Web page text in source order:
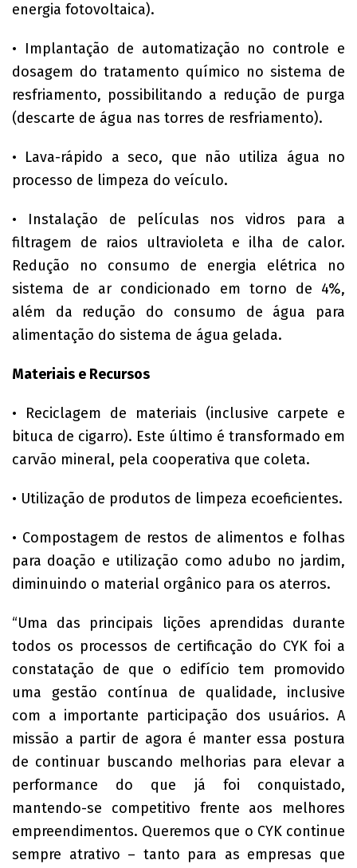
energia fotovoltaica).
• Implantação de automatização no controle e
dosagem do tratamento químico no sistema de
resfriamento, possibilitando a redução de purga
(descarte de água nas torres de resfriamento).
• Lava-rápido a seco, que não utiliza água no
processo de limpeza do veículo.
• Instalação de películas nos vidros para a
filtragem de raios ultravioleta e ilha de calor.
Redução no consumo de energia elétrica no
sistema de ar condicionado em torno de 4%,
além da redução do consumo de água para
alimentação do sistema de água gelada.
Materiais e Recursos
• Reciclagem de materiais (inclusive carpete e
bituca de cigarro). Este último é transformado em
carvão mineral, pela cooperativa que coleta.
• Utilização de produtos de limpeza ecoeficientes.
• Compostagem de restos de alimentos e folhas
para doação e utilização como adubo no jardim,
diminuindo o material orgânico para os aterros.
“Uma das principais lições aprendidas durante
todos os processos de certificação do CYK foi a
constatação de que o edifício tem promovido
uma gestão contínua de qualidade, inclusive
com a importante participação dos usuários. A
missão a partir de agora é manter essa postura
de continuar buscando melhorias para elevar a
performance do que já foi conquistado,
mantendo-se competitivo frente aos melhores
empreendimentos. Queremos que o CYK continue
sempre atrativo – tanto para as empresas que